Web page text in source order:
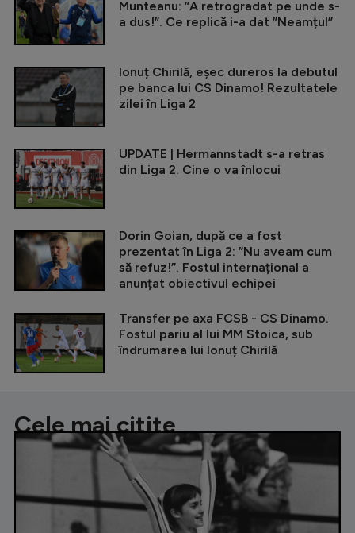
Munteanu: ”A retrogradat pe unde s-
a dus!”. Ce replică i-a dat ”Neamțul”
Ionuț Chirilă, eșec dureros la debutul
pe banca lui CS Dinamo! Rezultatele
zilei în Liga 2
UPDATE | Hermannstadt s-a retras
din Liga 2. Cine o va înlocui
Dorin Goian, după ce a fost
prezentat în Liga 2: ”Nu aveam cum
să refuz!”. Fostul internațional a
anunțat obiectivul echipei
Transfer pe axa FCSB - CS Dinamo.
Fostul pariu al lui MM Stoica, sub
îndrumarea lui Ionuț Chirilă
Cele mai citite